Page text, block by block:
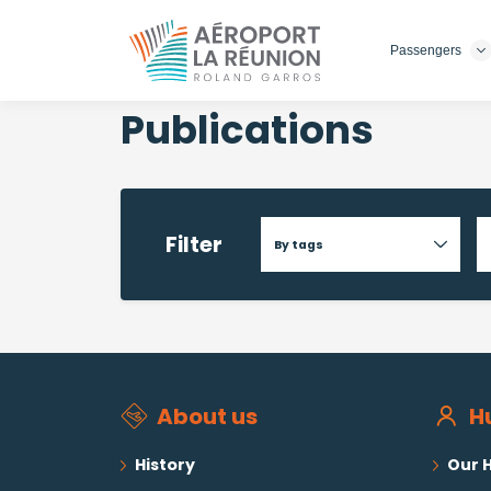
Passengers
Publications
Filter
About us
History
Our